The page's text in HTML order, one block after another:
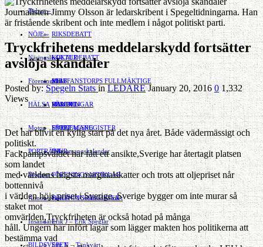
Debatt »
RIKSDEBATT
LOKALDEBATT
STAFFANSTORPS FULLMÄKTIGE
VAL 2014
NÖJE »
KULTUR
Mat
RESOR
EVENEMANG
Evenemangskalender
Näringsliv »
JOBB
HANDEL
FÖRETAGSREGISTER
Föreningsliv »
FÖRENINGAR
SPORT
DJUR
FÖRENINGSARTIKLAR
FÖRENINGSREGISTER
HÄLSA
Motor
PORTRÄTT
Bloggar »
Gert Å – I Småstadsvimlet
Erik J – Erik Speglar
Stig N – Tänkvärt
Annonsera
Insändare
BILDSVEPET
Journalisten Jimmy Olsson är ledarskribent i Spegeltidningarna. Han
är fristående skribent och inte medlem i något politiskt parti.
Tryckfrihetens meddelarskydd fortsätter
avslöja skandaler
Posted by:Spegeln StatsinLEDARE January 20, 2016 0 1,332
Views
Det har blivit en kylig start på det nya året. Både vädermässigt och
politiskt.
Fackpampsväldet har fått ett ansikte,Sverige har återtagit platsen
som landet
med världens högsta marginalskatter och trots att oljepriset når
bottennivå
i världen höjs priset i Sverige. Sverige bygger om inte murar så
staket mot
omvärlden.Tryckfriheten är också hotad på många
håll. Ungern har infört lagar som lägger makten hos politikerna att
bestämma vad